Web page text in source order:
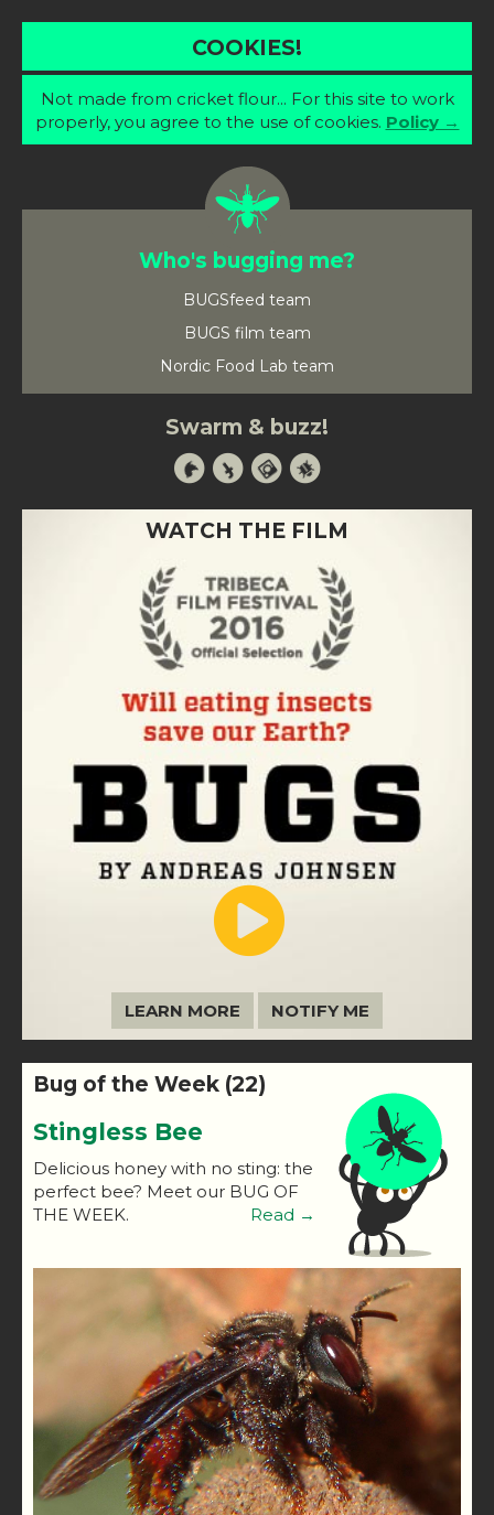
COOKIES!
Not made from cricket flour... For this site to work
properly, you agree to the use of cookies. Policy →
Who's bugging me?
BUGSfeed team
BUGS film team
Nordic Food Lab team
Swarm & buzz!
WATCH THE FILM
LEARN MORE NOTIFY ME
Bug of the Week (22)
Stingless Bee
Delicious honey with no sting: the
perfect bee? Meet our BUG OF
THE WEEK.
Read →